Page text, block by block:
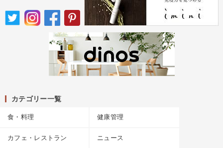
カテゴリー一覧
食・料理 健康管理
カフェ・レストラン ニュース